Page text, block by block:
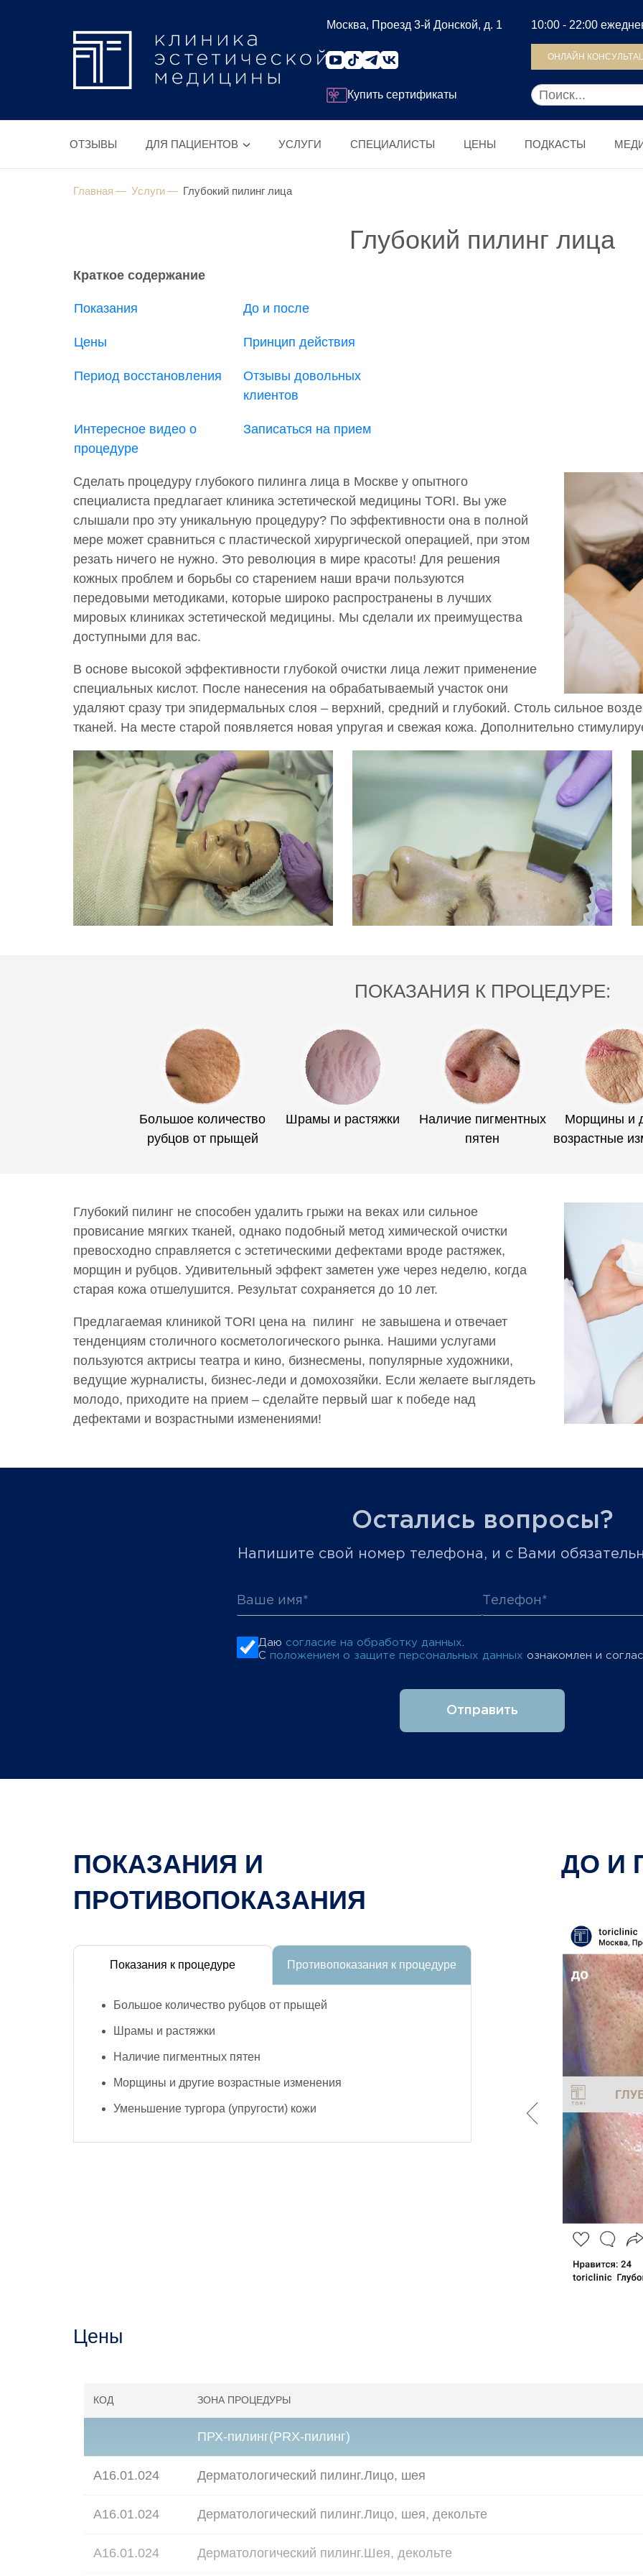
Москва, Проезд 3-й Донской, д. 1
Купить сертификаты
10:00 - 22:00
ОНЛАЙН
ОТЗЫВЫ ДЛЯ ПАЦИЕНТОВ УСЛУГИ СПЕЦИАЛИСТЫ ЦЕНЫ ПОДКАСТЫ
Главная Услуги Глубокий пилинг лица
Глубокий пилинг лица
Краткое содержание
Показания До и после
Цены Принцип действия
Период восстановления
Отзывы довольных
клиентов
Интересное видео о
процедуре
Записаться на прием
Сделать процедуру глубокого пилинга лица в Москве у опытного
специалиста предлагает клиника эстетической медицины TORI. Вы уже
слышали про эту уникальную процедуру? По эффективности она в полной
мере может сравниться с пластической хирургической операцией, при этом
резать ничего не нужно. Это революция в мире красоты! Для решения
кожных проблем и борьбы со старением наши врачи пользуются
передовыми методиками, которые широко распространены в лучших
мировых клиниках эстетической медицины. Мы сделали их преимущества
доступными для вас.
В основе высокой эффективности глубокой очистки лица лежит применение
специальных кислот. После нанесения на обрабатываемый участок они
удаляют сразу три эпидермальных слоя – верхний, средний и глубокий. Столь сильное
тканей. На месте старой появляется новая упругая и свежая кожа. Дополнительно
ПОКАЗАНИЯ К ПРОЦЕДУРЕ:
Большое количество
рубцов от прыщей
Шрамы и растяжки
Наличие пигментных
пятен
Морщины и
возрастные
Глубокий пилинг не способен удалить грыжи на веках или сильное
провисание мягких тканей, однако подобный метод химической очистки
превосходно справляется с эстетическими дефектами вроде растяжек,
морщин и рубцов. Удивительный эффект заметен уже через неделю, когда
старая кожа отшелушится. Результат сохраняется до 10 лет.
Предлагаемая клиникой TORI цена на пилинг не завышена и отвечает
тенденциям столичного косметологического рынка. Нашими услугами
пользуются актрисы театра и кино, бизнесмены, популярные художники,
ведущие журналисты, бизнес-леди и домохозяйки. Если желаете выглядеть
молодо, приходите на прием – сделайте первый шаг к победе над
дефектами и возрастными изменениями!
Остались вопросы?
Напишите свой номер телефона, и с Вами
Даю согласие на обработку данных
С положением о защите персональных данных ознакомлен и
Отправить
ПОКАЗАНИЯ И
ПРОТИВОПОКАЗАНИЯ
Показания к процедуре Противопоказания к процедуре
Большое количество рубцов от прыщей
Шрамы и растяжки
Наличие пигментных пятен
Морщины и другие возрастные изменения
Уменьшение тургора (упругости) кожи
ДО И
Цены
КОД ЗОНА ПРОЦЕДУРЫ
ПРХ-пилинг(PRX-пилинг)
А16.01.024 Дерматологический пилинг.Лицо, шея
А16.01.024 Дерматологический пилинг.Лицо, шея, декольте
А16.01.024 Дерматологический пилинг.Шея, декольте